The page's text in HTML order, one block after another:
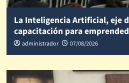
La Inteligencia Artificial, eje
capacitación para
administrador 07/08/2026